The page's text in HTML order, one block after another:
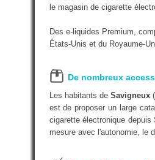
le magasin de cigarette
Des e-liquides Premium,
États-Unis et du Royaume-
De nombreux
Les habitants de Savigneux(
est de proposer un large
cigarette électronique
mesure avec l'autonomie, le